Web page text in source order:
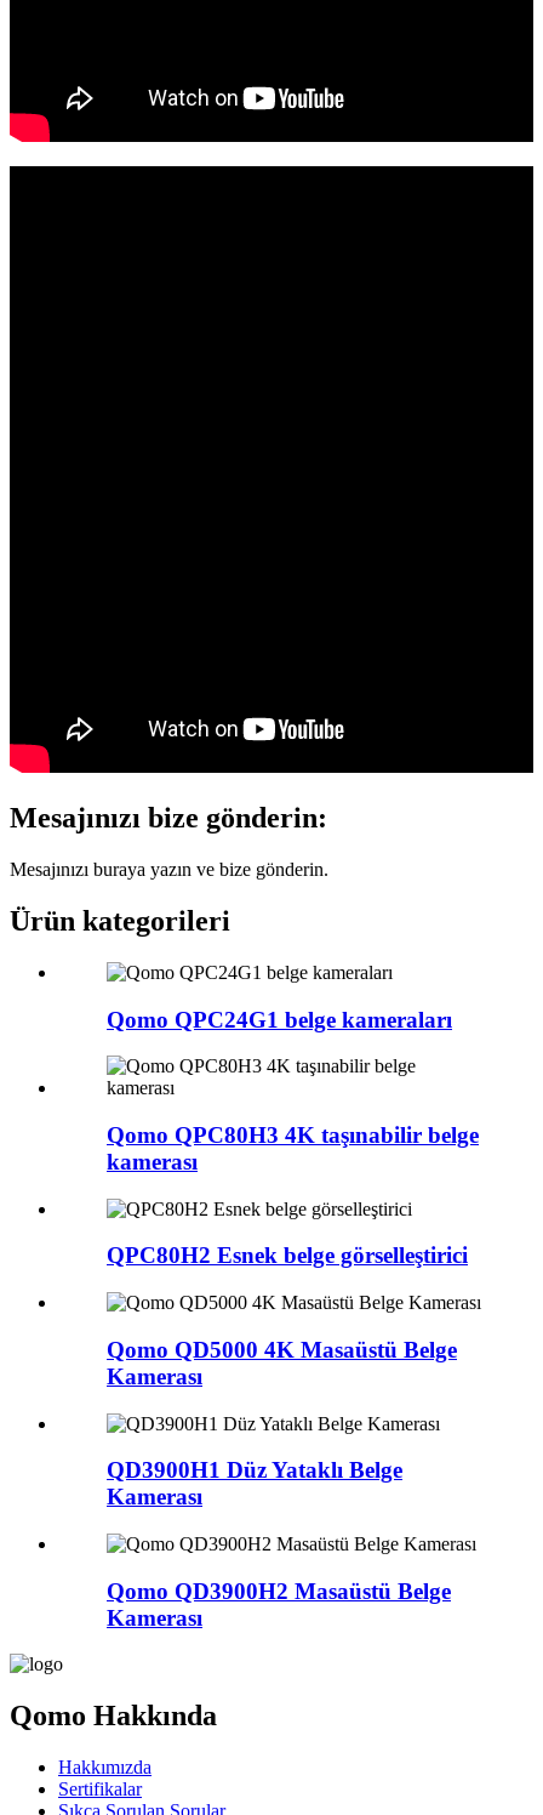
Mesajınızı bize gönderin:
Mesajınızı buraya yazın ve bize gönderin.
Ürün kategorileri
Qomo QPC24G1 belge kameraları
Qomo QPC80H3 4K taşınabilir belge
kamerası
QPC80H2 Esnek belge görselleştirici
Qomo QD5000 4K Masaüstü Belge
Kamerası
QD3900H1 Düz Yataklı Belge
Kamerası
Qomo QD3900H2 Masaüstü Belge
Kamerası
Qomo Hakkında
Hakkımızda
Sertifikalar